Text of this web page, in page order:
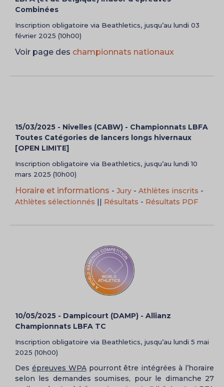
Combinées
Inscription obligatoire via Beathletics, jusqu’au lundi 03
février 2025 (10h00)
Voir page des championnats nationaux
15/03/2025 - Nivelles (CABW) - Championnats LBFA
Toutes Catégories de lancers longs hivernaux
[OPEN LIMITE]
Inscription obligatoire via Beathletics, jusqu’au lundi 10
mars 2025 (10h00)
Horaire et informations - Jury - Athlètes inscrits -
Athlètes sélectionnés || Résultats - Résultats PDF
10/05/2025 - Dampicourt (DAMP) - Allianz
Championnats LBFA TC
Inscription obligatoire via Beathletics, jusqu’au lundi 5 mai
2025 (10h00)
Des épreuves WPApourront être intégrées à l’horaire
selon les demandes soumises, pour le dimanche 27